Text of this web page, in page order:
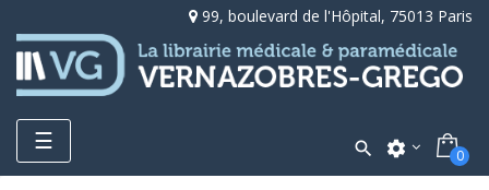
99, boulevard de l'Hôpital, 75013 Paris
Toggle
navigation
☰  settings 0